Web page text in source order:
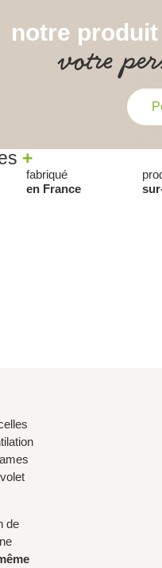
notre produit
votre
+
fabriqué
en France
de